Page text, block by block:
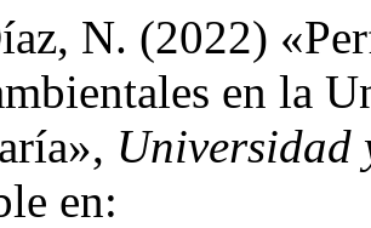
N. (2022)
en la
Universidad
en: